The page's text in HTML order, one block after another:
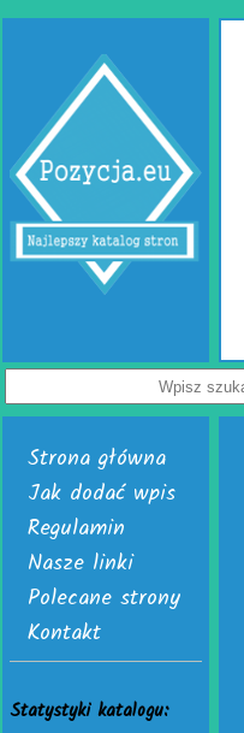
i empatyczną
Ten specjalistyczny
się z lękiem, stresem,
specjaliści, tacy jak
podejście oraz
znajduje się również
lepiej zrozumieć siebie
Strona główna
Jak dodać wpis
Regulamin
Nasze linki
Polecane strony
Kontakt
Statystyki katalogu: